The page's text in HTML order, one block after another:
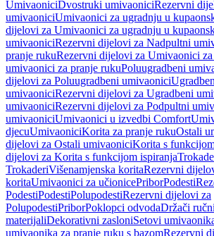
UmivaoniciDvostruki umivaoniciRezervni
umivaoniciUmivaonici za ugradnju u
dijelovi za Umivaonici za ugradnju u
umivaoniciRezervni dijelovi za Nadpultni
pranje rukuRezervni dijelovi za Umivaonici
umivaonici za pranje rukuPoluugradbeni
dijelovi za Poluugradbeni umivaonici
umivaoniciRezervni dijelovi za Ugradbeni
umivaoniciRezervni dijelovi za Podpultni
umivaoniciUmivaonici u izvedbi Comfort
djecuUmivaoniciKorita za pranje rukuOstali
dijelovi za Ostali umivaoniciKorita s
dijelovi za Korita s funkcijom ispiranja
TrokaderiVišenamjenska koritaRezervni
koritaUmivaonici za učionicePriborPodesti
PodestiPodestiPolupodestiRezervni dijelovi za
PolupodestiPriborPoklopci odvodaDržači
materijaliDekorativni zasloniSetovi
umivaonika za pranje ruku s bazomRezervni